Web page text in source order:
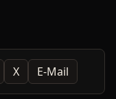
X E-Mail